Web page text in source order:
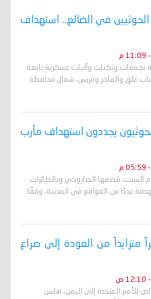
في الضالع.. استهداف
تجمعات وثكنات وآليات عسكرية تابعة
غلق والفاخر ومريس، شمال محافظة
يجددون استهداف مأرب
السبت، قصفها الصاروخي وبالطائرات
عددًا من المواقع في المدينة، وفقًا
متزايداً من العودة إلى صراع
للأمم المتحدة إلى اليمن، هانس